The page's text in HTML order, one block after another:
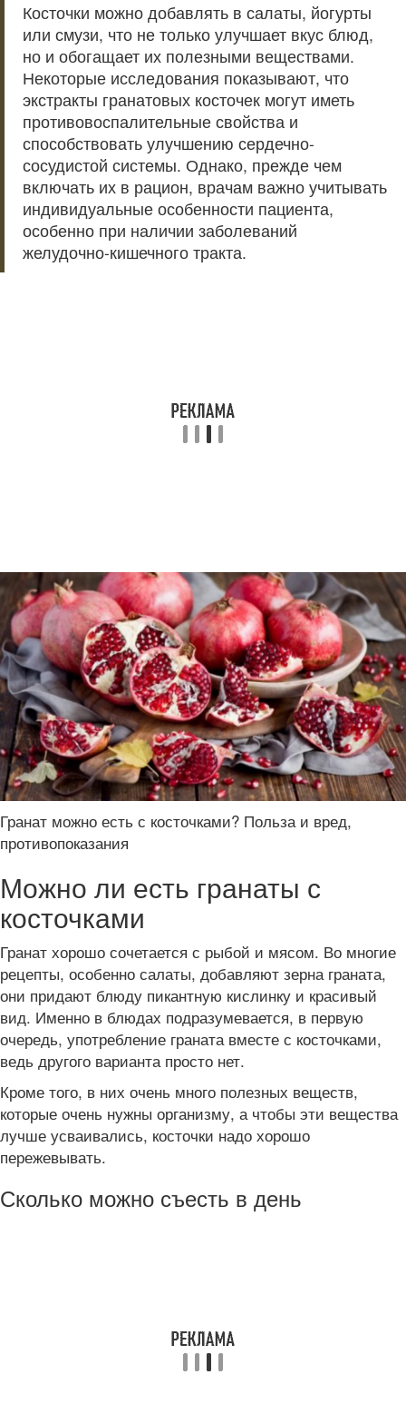
Косточки можно добавлять в салаты, йогурты
или смузи, что не только улучшает вкус блюд,
но и обогащает их полезными веществами.
Некоторые исследования показывают, что
экстракты гранатовых косточек могут иметь
противовоспалительные свойства и
способствовать улучшению сердечно-
сосудистой системы. Однако, прежде чем
включать их в рацион, врачам важно учитывать
индивидуальные особенности пациента,
особенно при наличии заболеваний
желудочно-кишечного тракта.
Гранат можно есть с косточками? Польза и вред,
противопоказания
Можно ли есть гранаты с
косточками
Гранат хорошо сочетается с рыбой и мясом. Во многие
рецепты, особенно салаты, добавляют зерна граната,
они придают блюду пикантную кислинку и красивый
вид. Именно в блюдах подразумевается, в первую
очередь, употребление граната вместе с косточками,
ведь другого варианта просто нет.
Кроме того, в них очень много полезных веществ,
которые очень нужны организму, а чтобы эти вещества
лучше усваивались, косточки надо хорошо
пережевывать.
Сколько можно съесть в день